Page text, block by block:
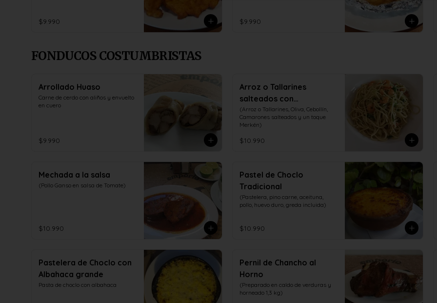
$9.990 $9.990
FONDUCOS COSTUMBRISTAS
Arrollado Huaso
Carne de cerdo con aliños y envuelto
en cuero
$9.990
Arroz o Tallarines
salteados con
Camarones
(Arroz o Tallarines, Oliva, Cebollín,
Camarones salteados y un toque
Merkén)
$10.990
Mechada a la salsa
(Pollo Ganso en salsa de Tomate)
$10.990
Pastel de Choclo
Tradicional
(Pastelera, pino carne, aceituna,
pollo, huevo duro, greda incluida)
$10.990
Pastelera de Choclo con
Albahaca grande
Pasta de choclo con albahaca
Pernil de Chancho al
Horno
(Preparado en caldo de verduras y
horneado 1,3 kg)